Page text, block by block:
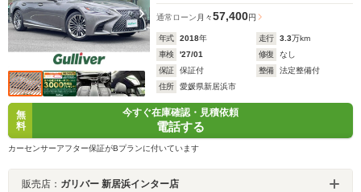
通常ローン 月々57,400円
年式 2018年 走行 3.3万km
車検
'27/01 修復
なし
保証
保証付 整備
法定整備付
住所
愛媛県新居浜市
無
料
今すぐ在庫確認・見積依頼
電話する
カーセンサーアフター保証がBプランに付いています
販売店： ガリバー 新居浜インター店